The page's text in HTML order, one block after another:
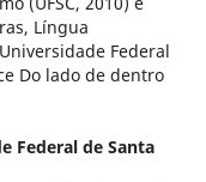
Língua
Federal
Do lado de dentro
Federal de Santa